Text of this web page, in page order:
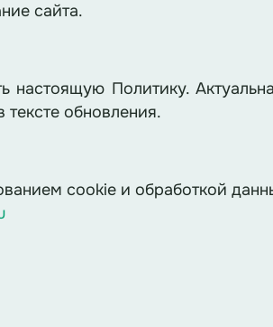
сайта.
настоящую Политику.
обновления.
cookie и обработкой